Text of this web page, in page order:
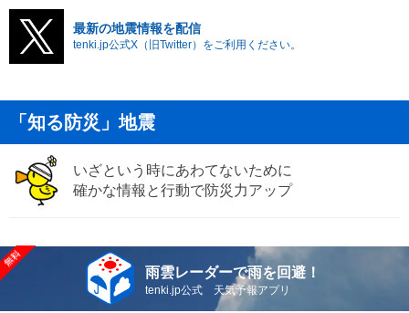
最新の地震情報を配信
tenki.jp公式X（旧Twitter）をご利用ください。
「知る防災」地震
いざという時にあわてないために
確かな情報と行動で防災力アップ
雨雲レーダーで雨を回避！
tenki.jp公式 天気予報アプリ